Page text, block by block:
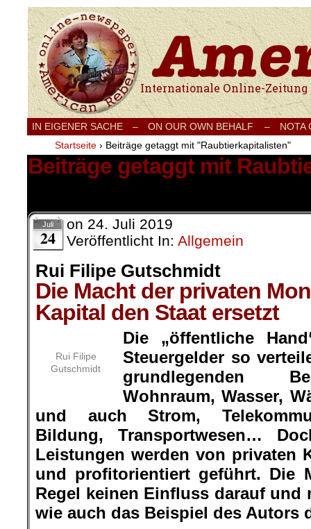
Internationale Onlinezeitung für Frieden,
IN EIGENER SACHE – ON OUR OWN BEHALF –
NOTA
Startseite › Beiträge getaggt mit "Raubtierkapitalisten"
Beiträge getaggt mit
Juli
24
on 24. Juli 2019
Veröffentlicht In: Allgemein
Rui Filipe Gutschmidt
Die Macht der privaten
Kapital den Staat ersetzt
Rui Filipe
Gutschmidt
Die „öffentliche
Steuergelder so
grundlegenden
Wohnraum, Wasser,
und auch Strom,
Bildung, Transportwesen…
Leistungen werden von privaten
und profitorientiert geführt. Die
Regel keinen Einfluss darauf und
wie auch das Beispiel des Autors